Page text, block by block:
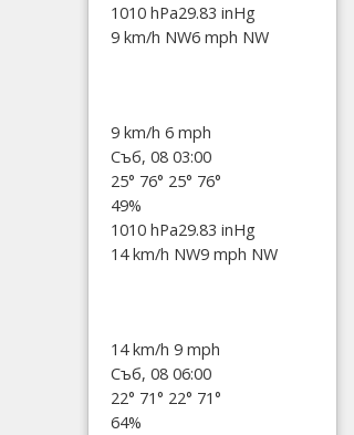
1010 hPa29.83 inHg
9 km/h NW6 mph NW
9 km/h 6 mph
Съб, 08 03:00
25° 76° 25° 76°
49%
1010 hPa29.83 inHg
14 km/h NW9 mph NW
14 km/h 9 mph
Съб, 08 06:00
22° 71° 22° 71°
64%